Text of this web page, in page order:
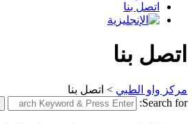
اتصل بنا
اتصل بنا
مركز واو الطبي > اتصل بنا
Search for: